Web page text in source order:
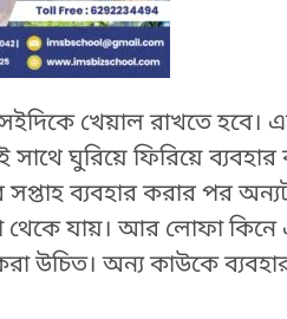
খেয়াল রাখতে হবে।
ঘুরিয়ে ফিরিয়ে ব্যবহার
ব্যবহার করার পর
থেকে যায়। আর লোফা
উচিত। অন্য কাউকে